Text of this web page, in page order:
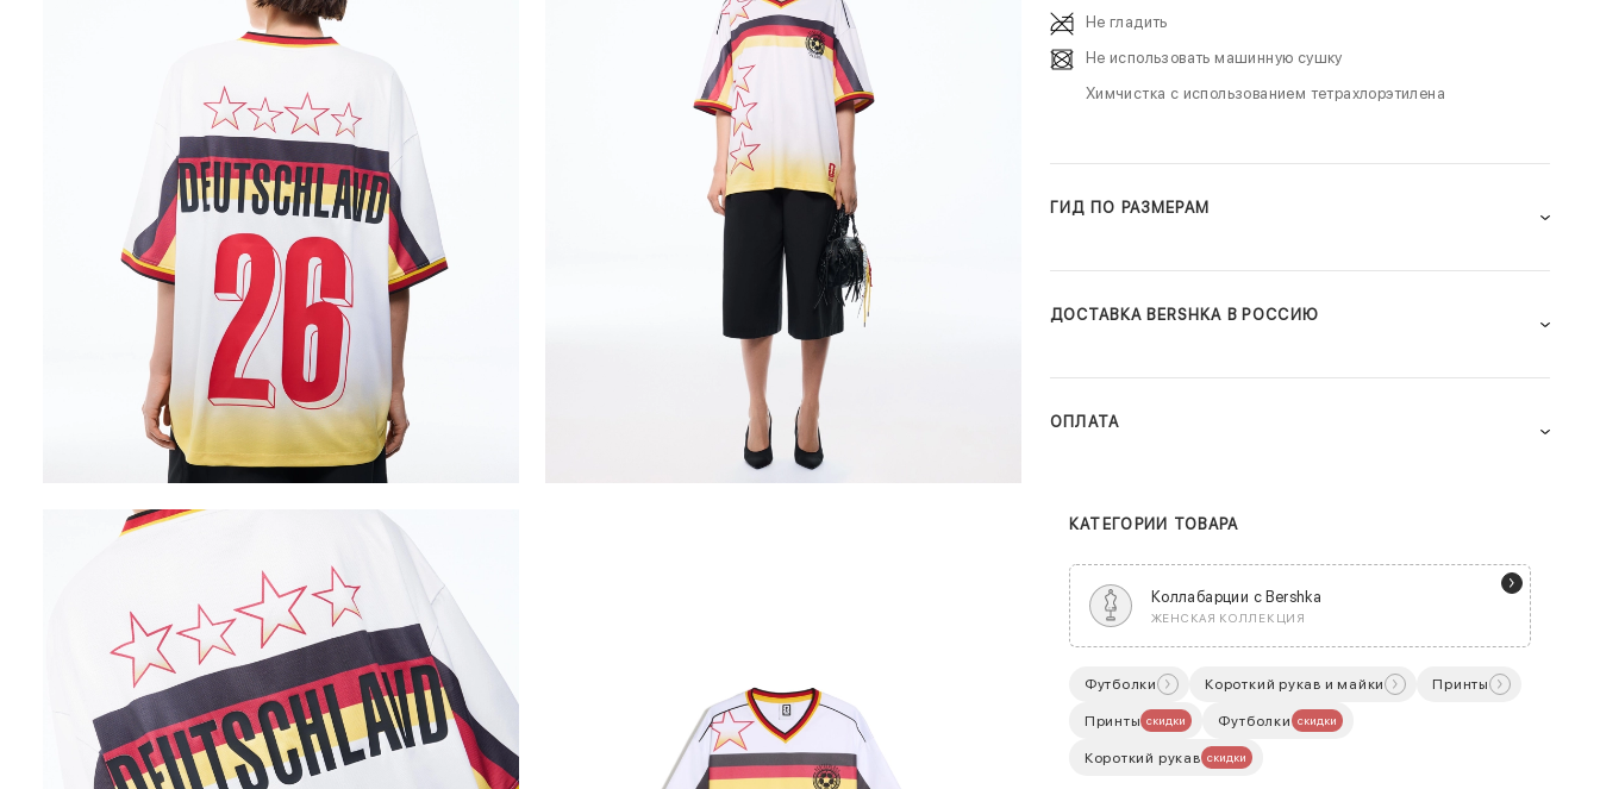
Не гладить
Не использовать машинную сушку
Химчистка с использованием тетрахлорэтилена
ГИД ПО РАЗМЕРАМ
ДОСТАВКА BERSHKA В РОССИЮ
ОПЛАТА
КАТЕГОРИИ ТОВАРА
Коллабарции с Bershka
ЖЕНСКАЯ КОЛЛЕКЦИЯ
Футболки Короткий рукав и майки Принты
Принты скидки Футболки скидки
Короткий рукав скидки